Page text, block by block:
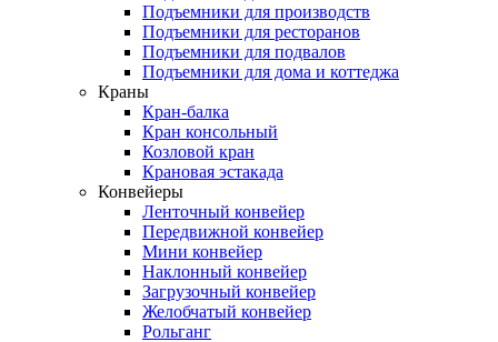
Подъемники для производств
Подъемники для ресторанов
Подъемники для подвалов
Подъемники для дома и коттеджа
Краны
Кран-балка
Кран консольный
Козловой кран
Крановая эстакада
Конвейеры
Ленточный конвейер
Передвижной конвейер
Мини конвейер
Наклонный конвейер
Загрузочный конвейер
Желобчатый конвейер
Рольганг